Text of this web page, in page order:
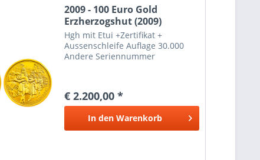
2009 - 100 Euro Gold
Erzherzogshut (2009)
Hgh mit Etui +Zertifikat +
Aussenschleife Auflage 30.000
Andere Seriennummer
€ 2.200,00 *
In den Warenkorb